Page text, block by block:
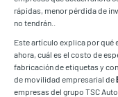
rápidas, menor pérdida de
no tendrán..
Este artículo explica por qué
ahora, cuál es el costo de
fabricación de etiquetas y
de movilidad empresarial de
empresas del grupo TSC